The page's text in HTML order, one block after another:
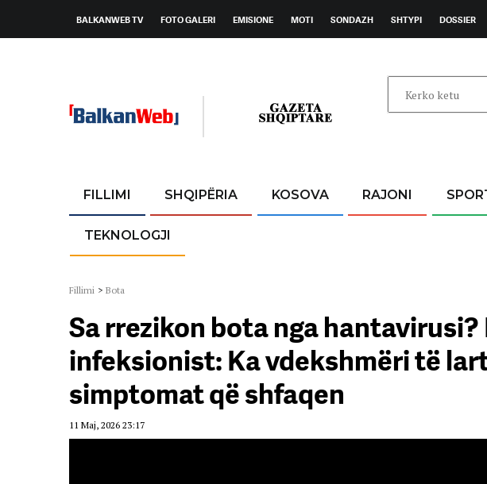
BALKANWEB TV FOTO GALERI EMISIONE MOTI SONDAZH SHTYPI DOSSIER
FILLIMI SHQIPËRIA KOSOVA RAJONI
TEKNOLOGJI
Fillimi > Bota
Sa rrezikon bota nga hantavirusi?
infeksionist: Ka vdekshmëri të
simptomat që shfaqen
11 Maj, 2026 23:17